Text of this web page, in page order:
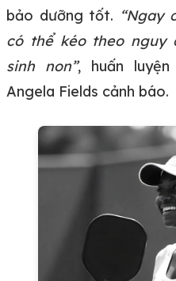
bảo dưỡng tốt. “Ngay
có thể kéo theo nguy
sinh non”, huấn
Angela Fields cảnh báo.